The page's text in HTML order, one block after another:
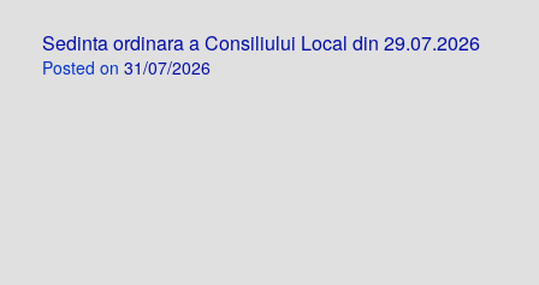
Sedinta ordinara a Consiliului Local din 29.07.2026
Posted on 31/07/2026